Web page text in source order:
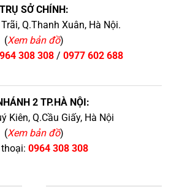
TRỤ SỞ CHÍNH:
Q.Thanh Xuân, Hà Nội.
(Xem bản đồ)
308 308/ 0977 602 688
2 TP.HÀ NỘI:
Kiên, Q.Cầu Giấy, Hà Nội
(Xem bản đồ)
0964 308 308